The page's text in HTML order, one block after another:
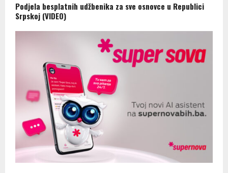
Podjela besplatnih udžbenika za sve osnovce u Republici
Srpskoj (VIDEO)